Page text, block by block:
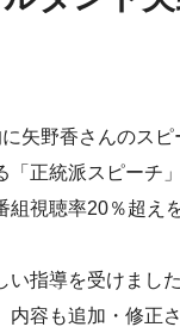
矢野香さんのス
「正統派スピーチ
組視聴率20％超え
い指導を受けまし
内容も追加・修正